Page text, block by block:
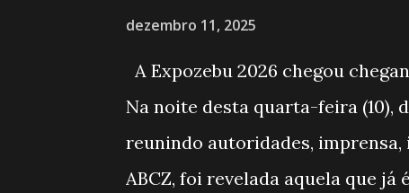
dezembro 11, 2025
A Expozebu 2026 chegou
Na noite desta quarta-feira (10),
reunindo autoridades,
ABCZ, foi revelada aquela que